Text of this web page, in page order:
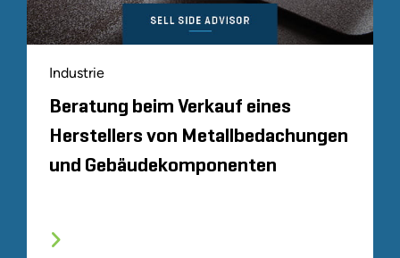
Industrie
Beratung beim Verkauf eines
Herstellers von Metallbedachungen
und Gebäudekomponenten